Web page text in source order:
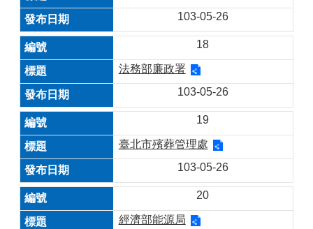
103-05-26
18
法務部廉政署
103-05-26
19
臺北市殯葬管理處
103-05-26
20
經濟部能源局